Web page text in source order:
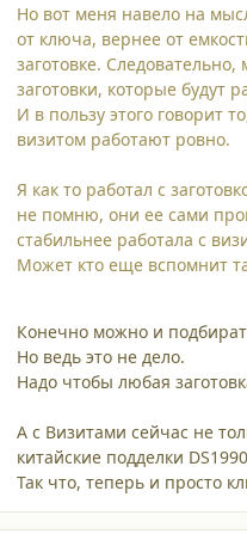
Но вот меня навело на
от ключа, вернее от
заготовке.
заготовки, которые будут
И в пользу этого говорит
визитом работают ровно.
Я как то работал с
не помню, они ее сами
стабильнее работала с
Может кто еще вспомнит
Конечно можно и
Но ведь это не дело.
Надо чтобы любая
А с Визитами сейчас не
китайские подделки
Так что, теперь и просто